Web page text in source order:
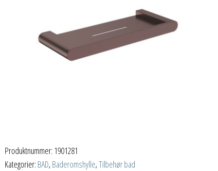
Produktnummer: 1901281
Kategorier: BAD, Baderomshylle,Tilbehør bad